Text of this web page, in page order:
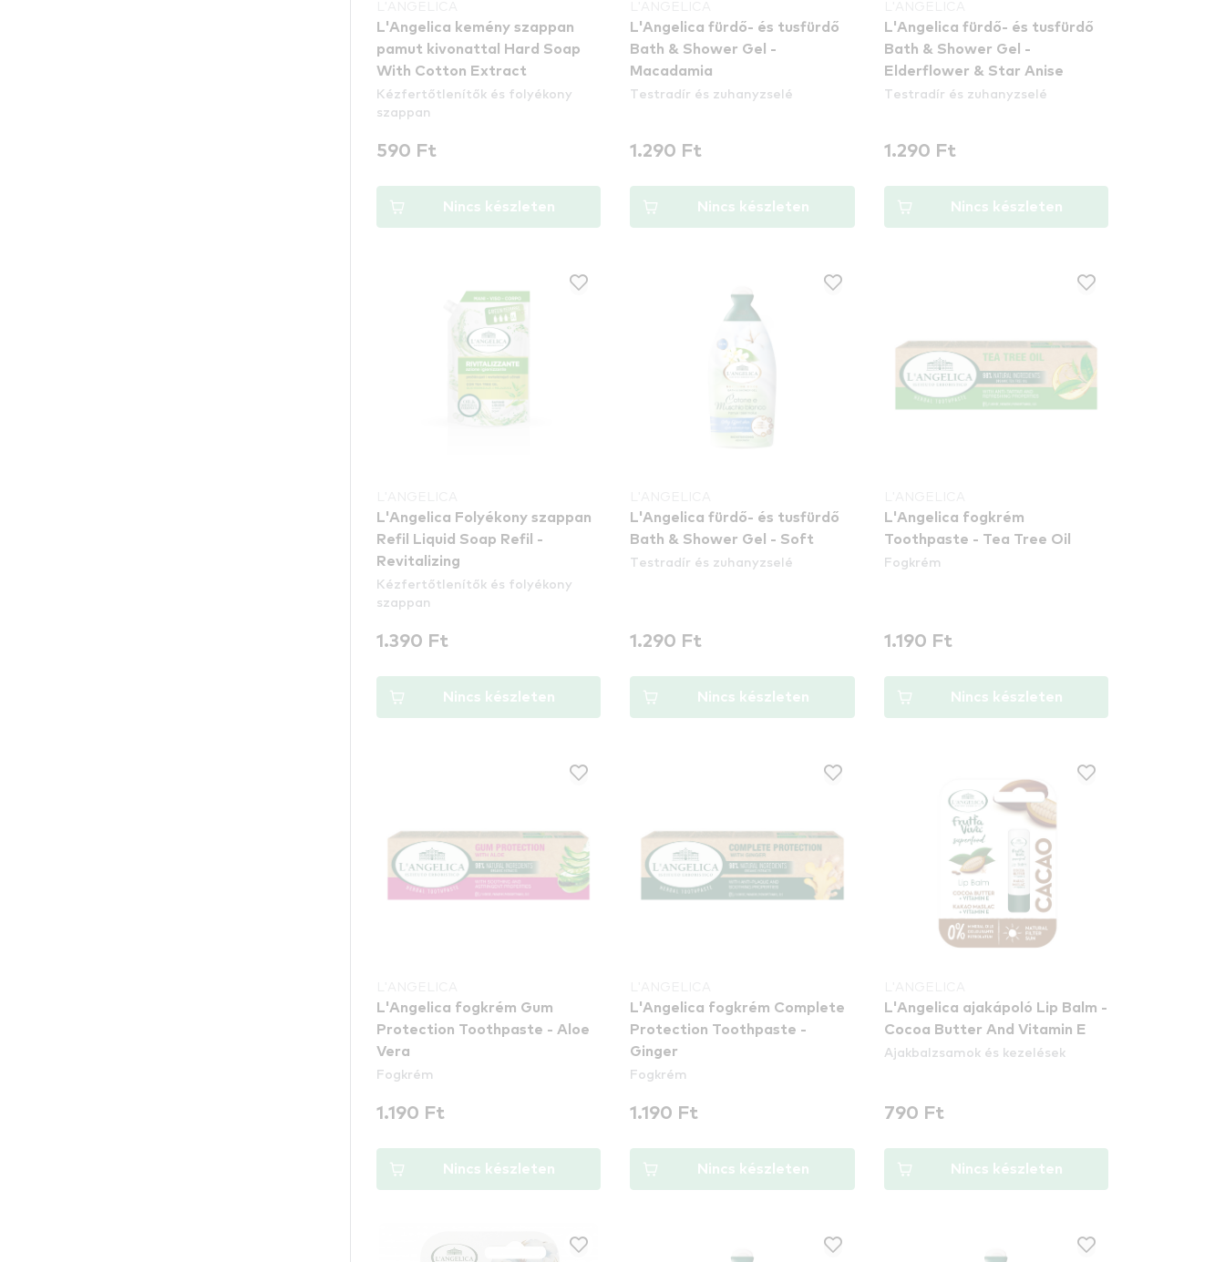
L'Angelica kemény szappan
pamut kivonattal Hard Soap
With Cotton Extract
Kézfertőtlenítők és folyékony
szappan
590 Ft
Nincs készleten
L'Angelica fürdő- és tusfürdő
Bath & Shower Gel -
Macadamia
Testradír és zuhanyzselé
1.290 Ft
Nincs készleten
L'Angelica fürdő- és tusfürdő
Bath & Shower Gel -
Elderflower & Star Anise
Testradír és zuhanyzselé
1.290 Ft
Nincs készleten
L'Angelica Folyékony szappan
Refil Liquid Soap Refil -
Revitalizing
Kézfertőtlenítők és folyékony
szappan
1.390 Ft
Nincs készleten
L'Angelica fürdő- és tusfürdő
Bath & Shower Gel - Soft
Testradír és zuhanyzselé
1.290 Ft
Nincs készleten
L'Angelica fogkrém
Toothpaste - Tea Tree Oil
Fogkrém
1.190 Ft
Nincs készleten
L'Angelica fogkrém Gum
Protection Toothpaste - Aloe
Vera
Fogkrém
1.190 Ft
Nincs készleten
L'Angelica fogkrém Complete
Protection Toothpaste -
Ginger
Fogkrém
1.190 Ft
Nincs készleten
L'Angelica ajakápoló Lip Balm -
Cocoa Butter And Vitamin E
Ajakbalzsamok és kezelések
790 Ft
Nincs készleten